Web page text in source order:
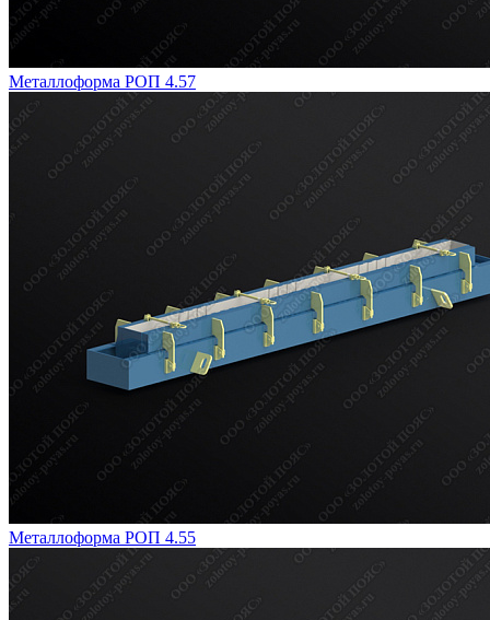
Металлоформа РОП 4.57
Металлоформа РОП 4.55